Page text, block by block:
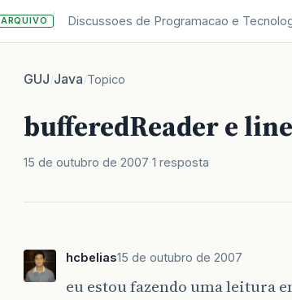
ARQUIVO Discussoes de Programacao e
GUJ/Java/Topico
bufferedReader e
15 de outubro de 2007 1 resposta
hcbelias15 de outubro de 2007
eu estou fazendo uma leitura